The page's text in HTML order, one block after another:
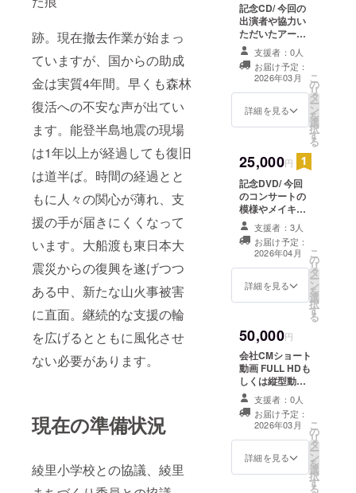
跡。現在撤去作業が始まっ
ていますが、国からの助成
金は実質4年間。早くも森林
復活への不安な声が出てい
ます。能登半島地震の現場
は1年以上が経過しても復旧
は道半ば。時間の経過とと
もに人々の関心が薄れ、支
援の手が届きにくくなって
います。大船渡も東日本大
震災からの復興を遂げつつ
ある中、新たな山火事被害
に直面。継続的な支援の輪
を広げるとともに風化させ
ない必要があります。
現在の準備状況
綾里小学校との協議、綾里
記念CD/ 今回の
出演者や協力い
ただいたアー
ティスト楽曲に
よる10曲程度の
記念CD(参加
アーティスト全
員ではなく調整
中）
支援者：0人
お届け予定：
2026年03月
詳細を見る
こ
の
リ
タ
ー
ン
を
選
択
す
る
25,000円
記念DVD/ 今回
のコンサートの
模様やメイキン
グ等を収録した
約30分〜60分の
DVD(参加アー
ティスト全員で
はなく調整中）
支援者：3人
お届け予定：
2026年04月
詳細を見る
こ
の
リ
タ
ー
ン
を
選
択
す
る
50,000円
会社CMショート
動画 FULL HDも
しくは縦型動画
・収録時間：15
秒以内 ・提供方
法：メールに
URLを記載しま
す。
支援者：0人
お届け予定：
2026年03月
詳細を見る
こ
の
リ
タ
ー
ン
を
選
択
す
る